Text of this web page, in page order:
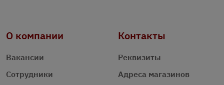
О компании
Вакансии
Сотрудники
Контакты
Реквизиты
Адреса магазинов